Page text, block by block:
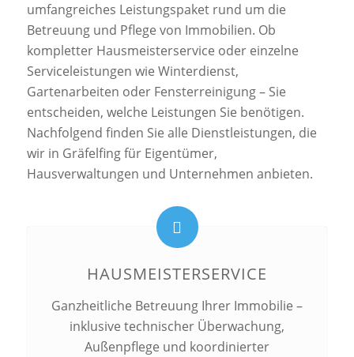
umfangreiches Leistungspaket rund um die
Betreuung und Pflege von Immobilien. Ob
kompletter Hausmeisterservice oder einzelne
Serviceleistungen wie Winterdienst,
Gartenarbeiten oder Fensterreinigung – Sie
entscheiden, welche Leistungen Sie benötigen.
Nachfolgend finden Sie alle Dienstleistungen, die
wir in Gräfelfing für Eigentümer,
Hausverwaltungen und Unternehmen anbieten.
HAUSMEISTERSERVICE
Ganzheitliche Betreuung Ihrer Immobilie –
inklusive technischer Überwachung,
Außenpflege und koordinierter